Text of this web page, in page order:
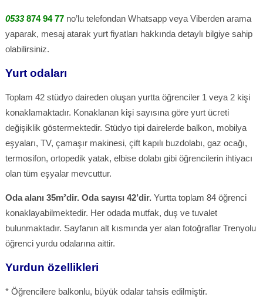
0533874 94 77no’lu telefondan Whatsapp veya Viberden arama
yaparak, mesaj atarak yurt fiyatları hakkında detaylı bilgiye sahip
olabilirsiniz.
Yurt odaları
Toplam 42 stüdyo daireden oluşan yurtta öğrenciler 1 veya 2 kişi
konaklamaktadır. Konaklanan kişi sayısına göre yurt ücreti
değişiklik göstermektedir. Stüdyo tipi dairelerde balkon, mobilya
eşyaları, TV, çamaşır makinesi, çift kapılı buzdolabı, gaz ocağı,
termosifon, ortopedik yatak, elbise dolabı gibi öğrencilerin ihtiyacı
olan tüm eşyalar mevcuttur.
Oda alanı 35m²dir. Oda sayısı 42’dir.Yurtta toplam 84 öğrenci
konaklayabilmektedir. Her odada mutfak, duş ve tuvalet
bulunmaktadır. Sayfanın alt kısmında yer alan fotoğraflar Trenyolu
öğrenci yurdu odalarına aittir.
Yurdun özellikleri
* Öğrencilere balkonlu, büyük odalar tahsis edilmiştir.